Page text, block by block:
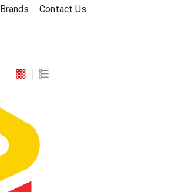
Brands Contact Us